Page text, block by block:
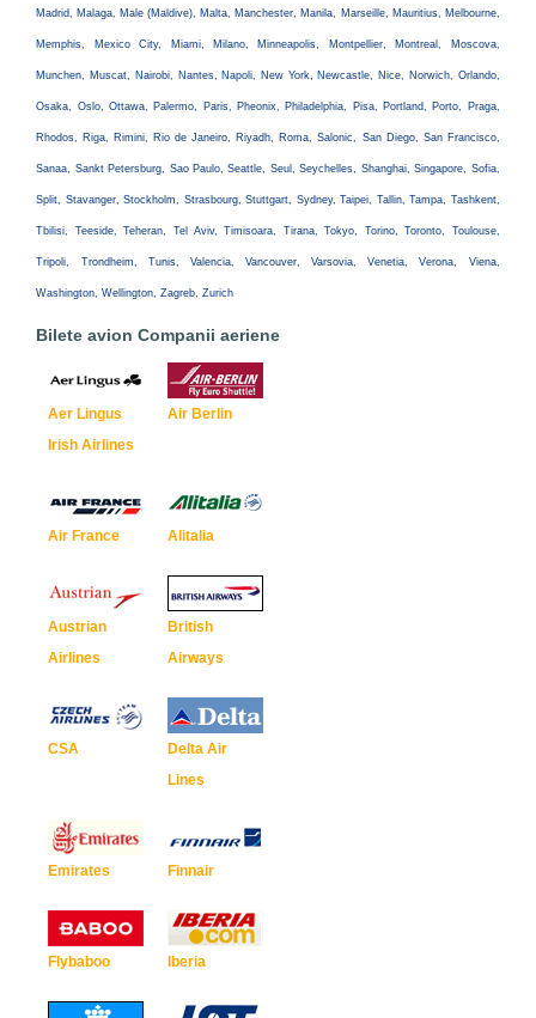
Madrid, Malaga, Male (Maldive), Malta, Manchester, Manila, Marseille, Mauritius, Melbourne,
Memphis, Mexico City, Miami, Milano, Minneapolis, Montpellier, Montreal, Moscova,
Munchen, Muscat, Nairobi, Nantes, Napoli, New York, Newcastle, Nice, Norwich, Orlando,
Osaka, Oslo, Ottawa, Palermo, Paris, Pheonix, Philadelphia, Pisa, Portland, Porto, Praga,
Rhodos, Riga, Rimini, Rio de Janeiro, Riyadh, Roma, Salonic, San Diego, San Francisco,
Sanaa, Sankt Petersburg, Sao Paulo, Seattle, Seul, Seychelles, Shanghai, Singapore, Sofia,
Split, Stavanger, Stockholm, Strasbourg, Stuttgart, Sydney, Taipei, Tallin, Tampa, Tashkent,
Tbilisi, Teeside, Teheran, Tel Aviv, Timisoara, Tirana, Tokyo, Torino, Toronto, Toulouse,
Tripoli, Trondheim, Tunis, Valencia, Vancouver, Varsovia, Venetia, Verona, Viena,
Washington, Wellington, Zagreb, Zurich
Bilete avion Companii aeriene
Aer Lingus
Irish Airlines
Air Berlin
Air France Alitalia
Austrian
Airlines
British
Airways
CSA
Delta Air
Lines
Emirates Finnair
Flybaboo Iberia